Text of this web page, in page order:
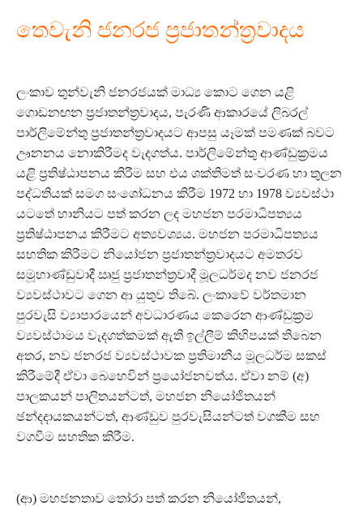
තෙවැනි ජනරජ ප්‍රජාතන්ත්‍රවාදය
ලංකාව තුන්වැනි ජනරජයක් මාධ්‍ය කොට ගෙන යළි
ගොඩනඟන ප්‍රජාතන්ත්‍රවාදය, පැරණි ආකාරයේ ලිබරල්
පාර්ලිමේන්තු ප්‍රජාතන්ත්‍රවාදයට ආපසු යෑමක් පමණක් බවට
ඌනනය නොකිරීමද වැදගත්ය. පාර්ලිමේන්තු ආණ්ඩුක්‍රමය
යළි ප්‍රතිෂ්ඨාපනය කිරීම සහ එය ශක්තිමත් සංවරණ හා තුලන
පද්ධතියක් සමග සංශෝධනය කිරීම 1972 හා 1978 ව්‍යවස්ථා
යටතේ හානියට පත් කරන ලද මහජන පරමාධිපත්‍යය
ප්‍රතිෂ්ඨාපනය කිරීමට අත්‍යවශ්‍යය. මහජන පරමාධිපත්‍යය
සහතික කිරීමට නියෝජන ප්‍රජාතන්ත්‍රවාදයට අමතරව
සමූහාණ්ඩුවාදී ඍජු ප්‍රජාතන්ත්‍රවාදී මූලධර්මද නව ජනරජ
ව්‍යවස්ථාවට ගෙන ආ යුතුව තිබේ. ලංකාවේ වර්තමාන
පුරවැසි ව්‍යාපාරයෙන් අවධාරණය කෙරෙන ආණ්ඩුක්‍රම
ව්‍යවස්ථාමය වැදගත්කමක් ඇති ඉල්ලීම් කිහිපයක් තිබෙන
අතර, නව ජනරජ ව්‍යවස්ථාවක ප්‍රතිමානීය මූලධර්ම සකස්
කිරීමේදී ඒවා බෙහෙවින් ප්‍රයෝජනවත්ය. ඒවා නම් (අ)
පාලකයන් පාලිතයන්ටත්, මහජන නියෝජිතයන්
ඡන්දදායකයන්ටත්, ආණ්ඩුව පුරවැසියන්ටත් වගකීම සහ
වගවීම සහතික කිරීම.
(ආ) මහජනතාව තෝරා පත් කරන නියෝජිතයන්,